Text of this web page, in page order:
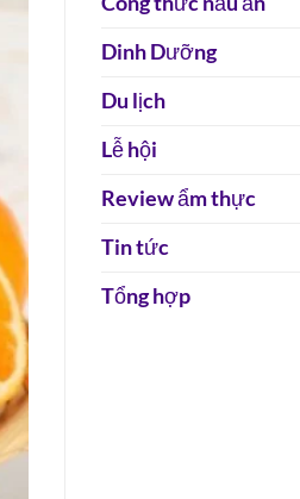
Dinh Dưỡng
Du lịch
Lễ hội
Review ẩm thực
Tin tức
Tổng hợp